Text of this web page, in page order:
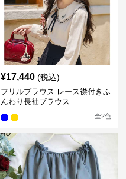
¥17,440 (税込)
フリルブラウス レース襟付きふ
んわり長袖ブラウス
全2色